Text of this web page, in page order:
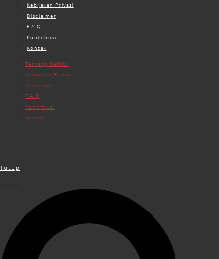
Kebijakan Privasi
Disclaimer
F.A.Q
Kontribusi
Kontak
Tentang Sediksi
Kebijakan Privasi
Disclaimer
F.A.Q
Kontribusi
Kontak
Tutup